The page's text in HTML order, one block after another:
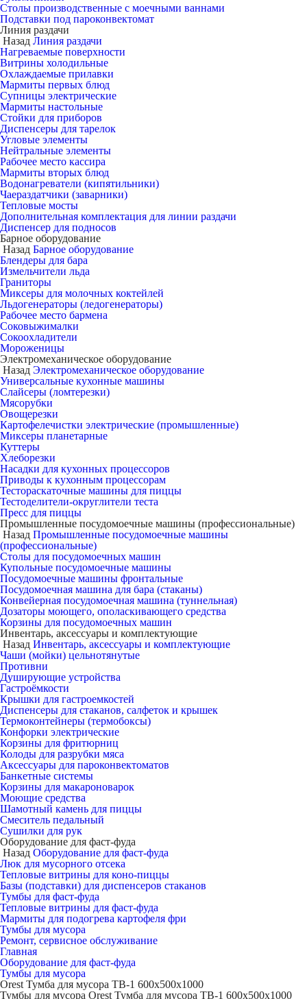
Столы производственные с моечными ваннами
Подставки под пароконвектомат
Линия раздачи
Назад Линия раздачи
Нагреваемые поверхности
Витрины холодильные
Охлаждаемые прилавки
Мармиты первых блюд
Супницы электрические
Мармиты настольные
Стойки для приборов
Диспенсеры для тарелок
Угловые элементы
Нейтральные элементы
Рабочее место кассира
Мармиты вторых блюд
Водонагреватели (кипятильники)
Чаераздатчики (заварники)
Тепловые мосты
Дополнительная комплектация для линии раздачи
Диспенсер для подносов
Барное оборудование
Назад Барное оборудование
Блендеры для бара
Измельчители льда
Граниторы
Миксеры для молочных коктейлей
Льдогенераторы (ледогенераторы)
Рабочее место бармена
Соковыжималки
Сокоохладители
Мороженицы
Электромеханическое оборудование
Назад Электромеханическое оборудование
Универсальные кухонные машины
Слайсеры (ломтерезки)
Мясорубки
Овощерезки
Картофелечистки электрические (промышленные)
Миксеры планетарные
Куттеры
Хлеборезки
Насадки для кухонных процессоров
Приводы к кухонным процессорам
Тестораскаточные машины для пиццы
Тестоделители-округлители теста
Пресс для пиццы
Промышленные посудомоечные машины (профессиональные)
Назад Промышленные посудомоечные машины
(профессиональные)
Столы для посудомоечных машин
Купольные посудомоечные машины
Посудомоечные машины фронтальные
Посудомоечная машина для бара (стаканы)
Конвейерная посудомоечная машина (туннельная)
Дозаторы моющего, ополаскивающего средства
Корзины для посудомоечных машин
Инвентарь, аксессуары и комплектующие
Назад Инвентарь, аксессуары и комплектующие
Чаши (мойки) цельнотянутые
Противни
Душирующие устройства
Гастроёмкости
Крышки для гастроемкостей
Диспенсеры для стаканов, салфеток и крышек
Термоконтейнеры (термобоксы)
Конфорки электрические
Корзины для фритюрниц
Колоды для разрубки мяса
Аксессуары для пароконвектоматов
Банкетные системы
Корзины для макароноварок
Моющие средства
Шамотный камень для пиццы
Смеситель педальный
Сушилки для рук
Оборудование для фаст-фуда
Назад Оборудование для фаст-фуда
Люк для мусорного отсека
Тепловые витрины для коно-пиццы
Базы (подставки) для диспенсеров стаканов
Тумбы для фаст-фуда
Тепловые витрины для фаст-фуда
Мармиты для подогрева картофеля фри
Тумбы для мусора
Ремонт, сервисное обслуживание
Главная
Оборудование для фаст-фуда
Тумбы для мусора
Orest Тумба для мусора TB-1 600х500х1000
Тумбы для мусора Orest Тумба для мусора TB-1 600х500х1000